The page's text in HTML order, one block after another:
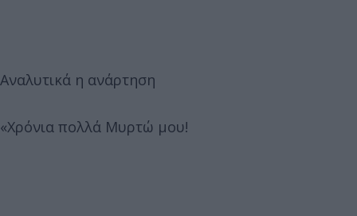
Αναλυτικά η ανάρτηση
«Χρόνια πολλά Μυρτώ μου!